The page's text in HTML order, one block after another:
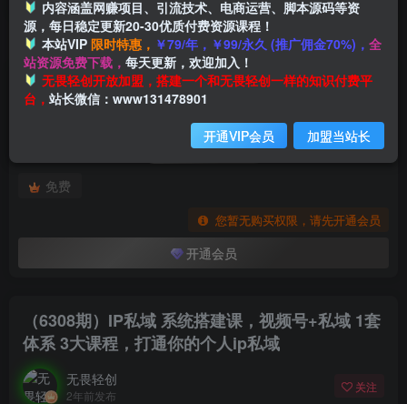
首页 创业课程 会员专属 正文
此内容为付费阅读，请付费后查看
会员专属资源
免费
您暂无购买权限，请先开通会员
开通会员
付费阅读
（6308期）IP私域 系统搭建课，视频号+私域 1套
体系 3大课程，打通你的个人ip私域
无畏轻创
2年前发布
关注
内容涵盖网赚项目、引流技术、电商运营、脚本源码等资
源，每日稳定更新20-30优质付费资源课程！
本站VIP 限时特惠， ￥79/年，￥99/永久 (推广佣金70%)， 全
站资源免费下载， 每天更新，欢迎加入！
无畏轻创开放加盟，搭建一个和无畏轻创一样的知识付费平
台， 站长微信：www131478901
开通VIP会员 加盟当站长